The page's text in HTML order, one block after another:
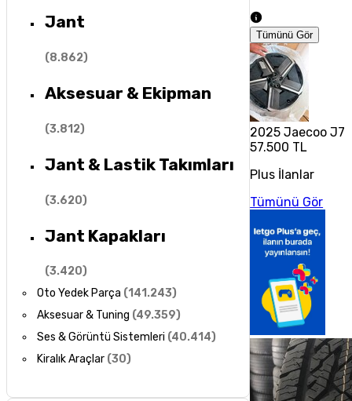
Jant
(8.862)
Aksesuar & Ekipman
(3.812)
Jant & Lastik Takımları
(3.620)
Jant Kapakları
(3.420)
Oto Yedek Parça (141.243)
Aksesuar & Tuning (49.359)
Ses & Görüntü Sistemleri (40.414)
Kiralık Araçlar (30)
Tümünü Gör
2025 Jaecoo J7
57.500 TL
Plus İlanlar
Tümünü Gör